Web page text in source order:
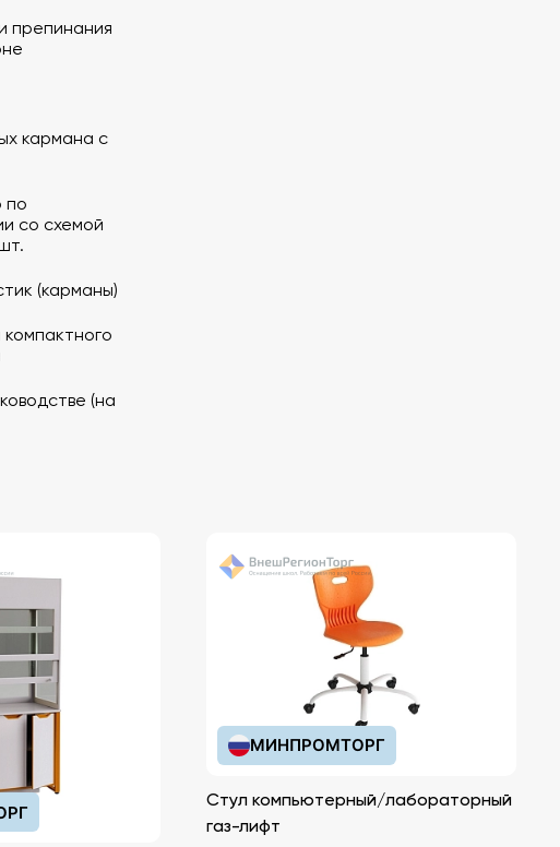
препинания
кармана с
по
со схемой
(карманы)
(на
МИНПРОМТОРГ
Стул компьютерный/лабораторный
газ-лифт